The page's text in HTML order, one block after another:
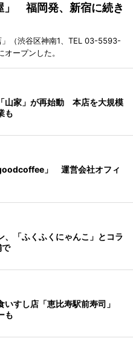
」 福岡発、新宿に続き
（渋谷区神南1、TEL 03-5593-
ープンした。
山家」が再始動 本店を大規模
も
」 運営会社オフィ
、「ふくふくにゃんこ」とコラ
いすし店「恵比寿駅前寿司」
も